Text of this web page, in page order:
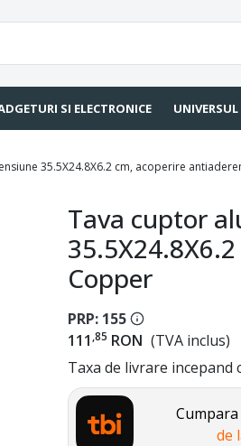
SI ELECTRONICE
35.5X24.8X6.2 cm, acoperire
Tava cuptor
Copper
PRP: 155
111 ,85 RON (TVA inclus)
Taxa de livrare incepand
de